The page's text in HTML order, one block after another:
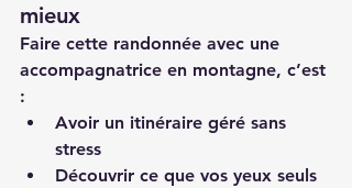
mieux
Faire cette randonnée avec une
accompagnatrice en montagne, c’est
:
Avoir un itinéraire géré sans
stress
Découvrir ce que vos yeux seuls